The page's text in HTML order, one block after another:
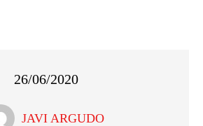
26/06/2020
JAVI ARGUDO